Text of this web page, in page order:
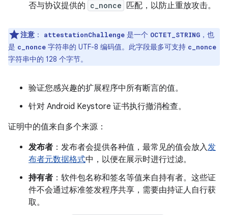
否与协议提供的 c_nonce 匹配，以防止重放攻击。
注意 ： attestationChallenge 是一个 OCTET_STRING ，也
是 c_nonce 字符串的 UTF-8 编码值。此字段最多可支持 c_nonce
字符串中的 128 个字节。
验证您感兴趣的扩展程序中所有断言的值。
针对 Android Keystore 证书执行撤消检查。
证明中的值来自多个来源：
发布者 ：发布者会提供各种值，最常见的值会放入发
布者元数据格式中，以便在展示时进行过滤。
持有者 ：软件包名称和签名等值来自持有者。这些证
件不会通过标准签发程序共享，需要由持证人自行获
取。